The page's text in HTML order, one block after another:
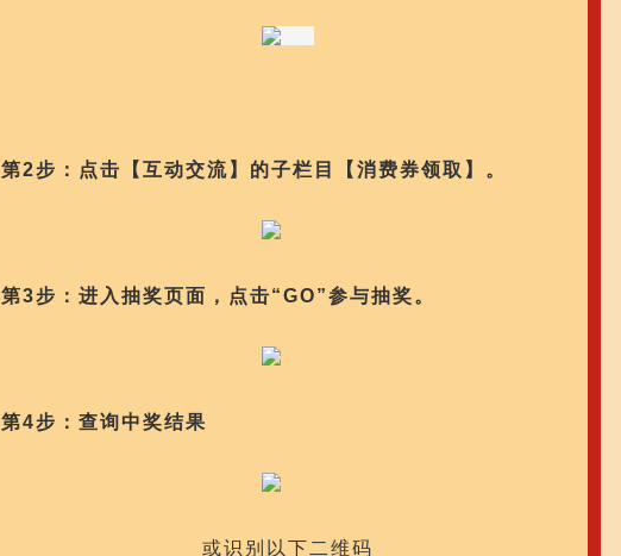
第2步：点击【互动交流】的子栏目【消费券领取】。
第3步：进入抽奖页面，点击“GO”参与抽奖。
第4步：查询中奖结果
或识别以下二维码